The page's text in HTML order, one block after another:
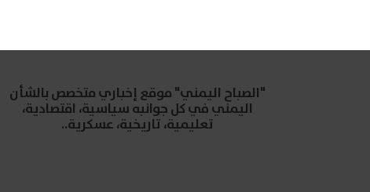
"الصباح اليمني" موقع إخباري متخصص بالشأن
اليمني في كل جوانبه سياسية، اقتصادية،
تعليمية، تاريخية، عسكرية..